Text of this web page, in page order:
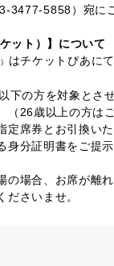
3477-5858）宛に
ット）】について
はチケットぴあに
下の方を対象とさ
（26歳以上の方は
定席券とお引換い
身分証明書をご提示
の場合、お席が離
ださいませ。